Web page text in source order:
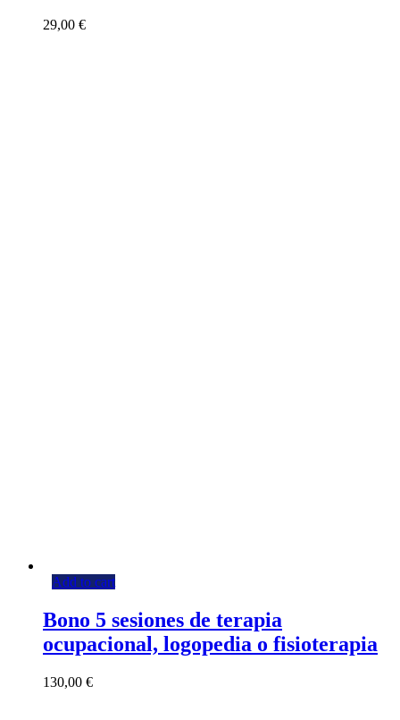
29,00 €
Add to cart
Bono 5 sesiones de terapia
ocupacional, logopedia o fisioterapia
130,00 €